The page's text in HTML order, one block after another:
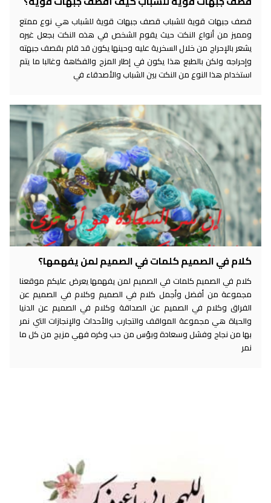
قصف جبهات قوية للشباب قصف جبهات قوية للشباب هي نوع ممتع
ومميز من أنواع النكت حيث يقوم الشخص في هذه النكت بجعل غيره
يشعر بالإحراج من خلال السخرية عليه وحينها يكون قد قام بقصف جبهته
وإحراجه ولكن بالطبع هذا يكون في إطار المزح والفكاهة وغالبا ما يتم
استخدام هذا النوع من النكت بين الشباب والأصدقاء في
كلام في الصميم كلمات في الصميم لمن يفهمها؟
كلام في الصميم كلمات في الصميم لمن يفهمها يعرض عليكم موقعنا
مجموعة من أفضل وأجمل كلام في الصميم وكلام في الصميم عن
الفراق وكلام في الصميم عن الصداقة وكلام في الصميم عن الدنيا
والحياة هي مجموعة المواقف والتجارب والأحداث والإنجازات التي نمر
بها من نجاح وفشل وسعادة وبؤس من حب وكره فهي مزيج من كل ما
نمر